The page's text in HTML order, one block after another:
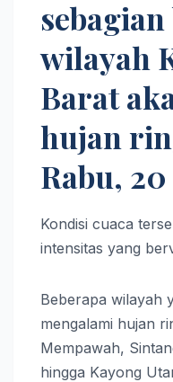
wilayah
Barat
hujan
Rabu,
Kondisi cuaca
intensitas yang
Beberapa wilayah
mengalami hujan
Mempawah,
hingga Kayong